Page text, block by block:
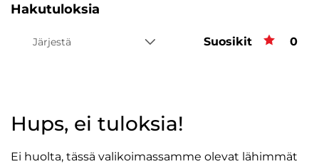
Hakutuloksia
Järjestä Suosikit 0
Hups, ei tuloksia!
Ei huolta, tässä valikoimassamme olevat lähimmät